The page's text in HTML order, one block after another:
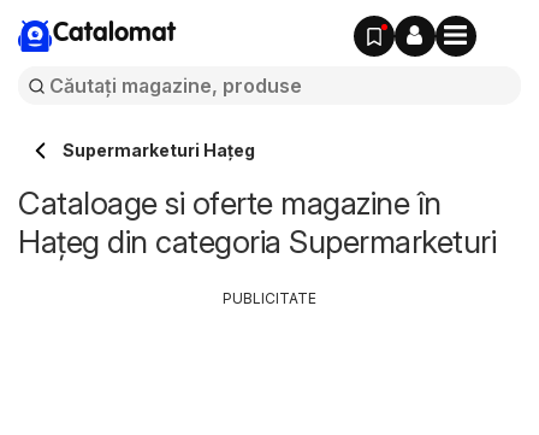
Catalomat
Supermarketuri Haţeg
Cataloage si oferte magazine în
Haţeg din categoria Supermarketuri
PUBLICITATE